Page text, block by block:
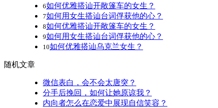
6如何优雅搭讪开敞篷车的女生？
7如何用女生搭讪台词俘获他的心？
8如何优雅搭讪开敞篷车的女生？
9如何用女生搭讪台词俘获他的心？
10如何优雅搭讪乌克兰女生？
随机文章
微信表白，会不会太唐突？
分手后挽回，如何让她原谅我？
内向者怎么在恋爱中展现自信笑容？